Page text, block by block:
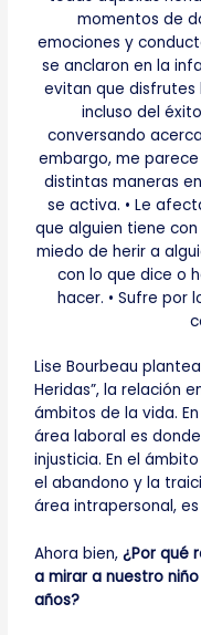
Lise Bourbeau
Heridas”, la relación
ámbitos de la vida.
área laboral es
injusticia. En el
el abandono y la
área intrapersonal,
Ahora bien,¿Por qué
a mirar a nuestro
años?